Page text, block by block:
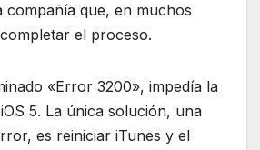
compañía que, en muchos
el proceso.
«Error 3200», impedía la
5. La única solución, una
es reiniciar iTunes y el